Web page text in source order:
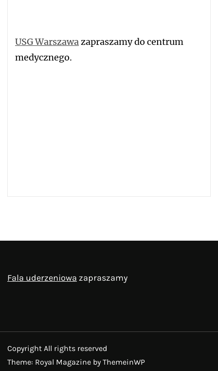
USG Warszawazapraszamy do centrum
medycznego.
Fala uderzeniowa zapraszamy
Copyright All rights reserved
Theme: Royal Magazine by ThemeinWP